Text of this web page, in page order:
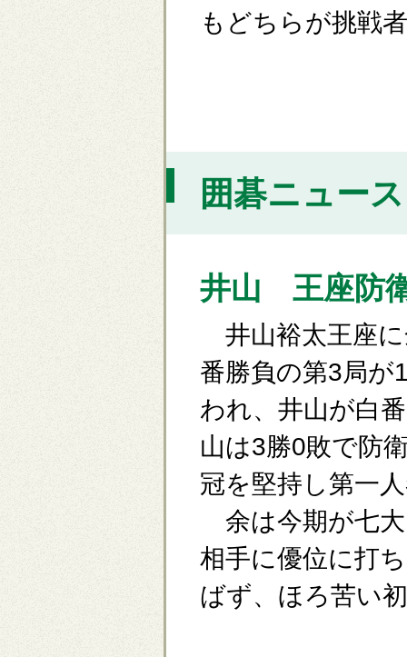
もどちらが挑戦
囲碁ニュー
井山 王座防
井山裕太王座に
番勝負の第3局が
われ、井山が白
山は3勝0敗で防
冠を堅持し第一
余は今期が七
相手に優位に打
ばず、ほろ苦い